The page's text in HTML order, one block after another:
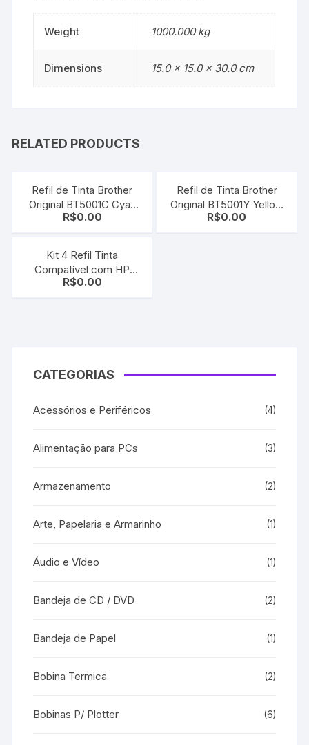
Weight 1000.000 kg
Dimensions 15.0 × 15.0 × 30.0 cm
RELATED PRODUCTS
Refil de Tinta Brother
Original BT5001C Cyan
41,8ML
R$0.00
Refil de Tinta Brother
Original BT5001Y Yellow
ORIGINAL 41,80ML
R$0.00
Kit 4 Refil Tinta
Compatível com HP
Universal CMYK 100ml
R$0.00
CATEGORIAS
Acessórios e Periféricos (4)
Alimentação para PCs (3)
Armazenamento (2)
Arte, Papelaria e Armarinho (1)
Áudio e Vídeo (1)
Bandeja de CD / DVD (2)
Bandeja de Papel (1)
Bobina Termica (2)
Bobinas P/ Plotter (6)